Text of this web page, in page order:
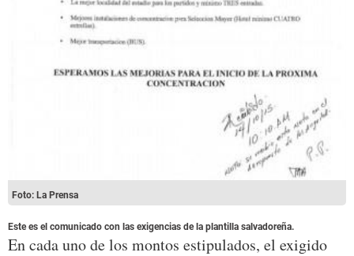
Foto: La Prensa
Este es el comunicado con las exigencias de la plantilla salvadoreña.
En cada uno de los montos estipulados, el exigido